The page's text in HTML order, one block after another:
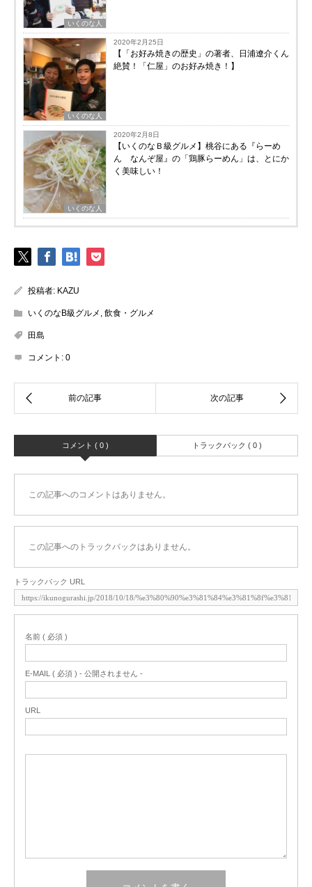
いくのな人
いくのな人
2020年2月25日
【「お好み焼きの歴史」の著者、日浦遼介くん
絶賛！「仁屋」のお好み焼き！】
いくのな人
2020年2月8日
【いくのなＢ級グルメ】桃谷にある『らーめ
ん なんぞ屋』の「鶏豚らーめん」は、とにか
く美味しい！
投稿者: KAZU
いくのなB級グルメ 飲食・グルメ
田島
コメント: 0
コメント ( 0 ) トラックバック ( 0 )
この記事へのコメントはありません。
この記事へのトラックバックはありません。
トラックバック URL
名前 ( 必須 )
E-MAIL ( 必須 ) - 公開されません -
URL